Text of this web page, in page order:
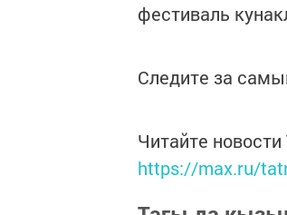
фестиваль
Следите за
Читайте
https://max.ru/